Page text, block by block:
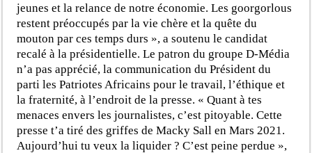
jeunes et la relance de notre économie. Les goorgorlous
restent préoccupés par la vie chère et la quête du
mouton par ces temps durs », a soutenu le candidat
recalé à la présidentielle. Le patron du groupe D-Média
n’a pas apprécié, la communication du Président du
parti les Patriotes Africains pour le travail, l’éthique et
la fraternité, à l’endroit de la presse. « Quant à tes
menaces envers les journalistes, c’est pitoyable. Cette
presse t’a tiré des griffes de Macky Sall en Mars 2021.
Aujourd’hui tu veux la liquider ? C’est peine perdue »,